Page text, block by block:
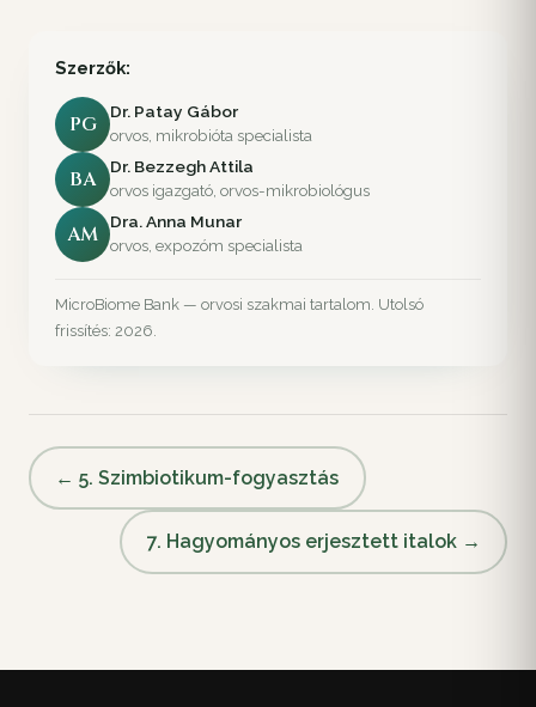
Szerzők:
PG
Dr. Patay Gábor
orvos, mikrobióta specialista
BA
Dr. Bezzegh Attila
orvos igazgató, orvos-mikrobiológus
AM
Dra. Anna Munar
orvos, expozóm specialista
MicroBiome Bank — orvosi szakmai tartalom. Utolsó
frissítés: 2026.
← 5. Szimbiotikum-fogyasztás
7. Hagyományos erjesztett italok →